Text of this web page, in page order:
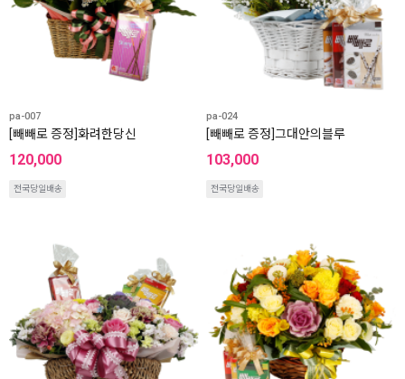
pa-007
[빼빼로 증정]화려한당신
120,000
전국당일배송
pa-024
[빼빼로 증정]그대안의블루
103,000
전국당일배송